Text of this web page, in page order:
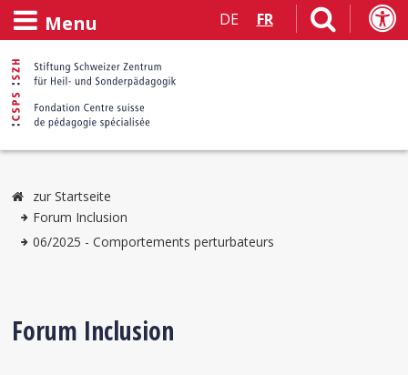
Menu DE FR
zur Startseite
Forum Inclusion
06/2025 - Comportements perturbateurs
Forum Inclusion